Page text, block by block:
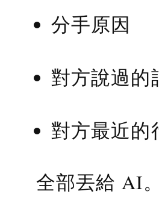
分手原因
對方說過的
對方最近的
全部丟給 AI。